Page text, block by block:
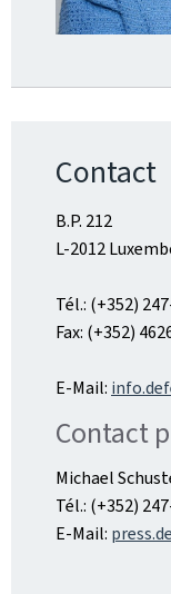
Contact
B.P. 212
L-2012
Tél.: (+352)
Fax: (+352)
E-Mail:
Contact
Michael
Tél.: (+352)
E-Mail: